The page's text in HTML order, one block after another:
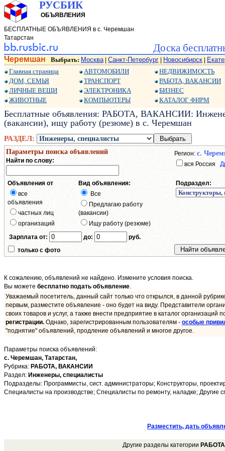
РУСБИК
ОБЪЯВЛЕНИЯ
БЕСПЛАТНЫЕ ОБЪЯВЛЕНИЯ в с. Черемшан
Татарстан
Доска
Черемшан Выбрать: Москва| Санкт-Петербург Новосибирск
Главная страница
ДОМ, СЕМЬЯ
ЛИЧНЫЕ ВЕЩИ
ЖИВОТНЫЕ
АВТОМОБИЛИ
ТРАНСПОРТ
ЭЛЕКТРОНИКА
КОМПЬЮТЕРЫ
НЕДВИЖИМОСТЬ
РАБОТА, ВАКАНСИИ
БИЗНЕС
КАТАЛОГ ФИРМ
Бесплатные объявления: РАБОТА, ВАКАНСИИ:
(вакансии), ищу работу (резюме) в с. Черемшан
РАЗДЕЛ:
Параметры поиска объявлений
Найти по слову:
Регион: с.
вся Россия
Объявления от
все
объявления
частных лиц
организаций
Вид объявления:
Все
Предлагаю работу
(вакансии)
Ищу работу (резюме)
Подраздел:
Зарплата от: до:
руб.
только с фото
К сожалению, объявлений не найдено. Измените условия поиска.
Вы можете бесплатно подать объявление.
Уважаемый посетитель, данный сайт только что открылся, в данной
первым, разместите объявление - оно будет на виду. Представители
своих товаров и услуг, а также внести предприятие в каталог организаций
регистрации. Однако, зарегистрированным пользователям - особые
"поднятие" объявлений, продление объявлений и многое другое.
Параметры поиска объявлений:
с. Черемшан, Татарстан,
Рубрика: РАБОТА, ВАКАНСИИ
Раздел: Инженеры, специалисты
Подразделы: Программисты, сист. администраторы; Конструкторы,
Специалисты на производстве; Специалисты по ремонту, наладке; Другие
Разместить, дать
Другие разделы категории